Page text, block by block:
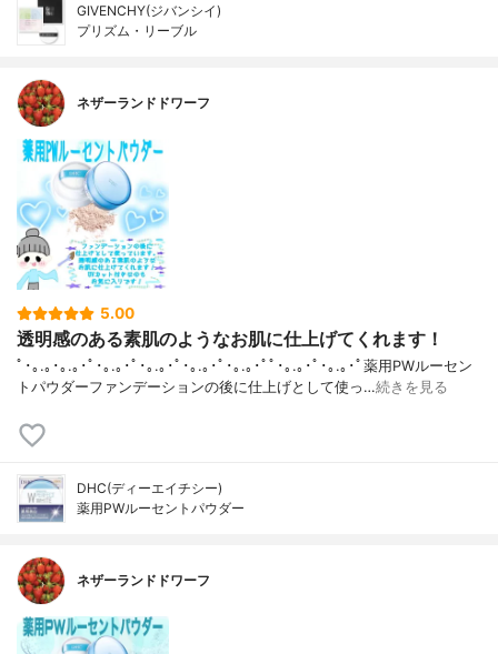
GIVENCHY(ジバンシイ)
プリズム・リーブル
ネザーランドドワーフ
5.00
透明感のある素肌のようなお肌に仕上げてくれます！
ﾟ･｡.｡･｡.｡･ﾟ･｡.｡･ﾟ･｡.｡･ﾟ･｡.｡･ﾟ･｡.｡･ﾟﾟ･｡.｡･ﾟ･｡.｡･ﾟ薬用PWルーセン
トパウダーファンデーションの後に仕上げとして使っ…続きを見る
DHC(ディーエイチシー)
薬用PWルーセントパウダー
ネザーランドドワーフ